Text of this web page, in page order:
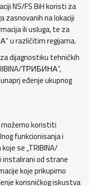
NS/FS BiH koristi za
zasnovanih na lokaciji
ili usluga, te za
u različitim regijama.
dijagnostiku tehničkih
ТРИБИНА“,
eđenje ukupnog
koristiti
funkcionisanja i
se „TRIBINA/
od strane
koje prikupimo
korisničkog iskustva